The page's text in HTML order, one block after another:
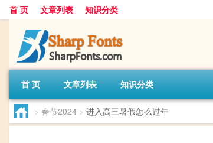
首 页 文章列表 知识分类
首 页 文章列表 知识分类
> 春节2024 > 进入高三暑假怎么过年